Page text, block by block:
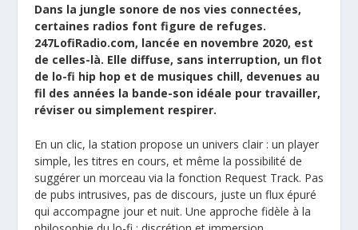
Dans la jungle sonore de nos vies connectées,
certaines radios font figure de refuges.
247LofiRadio.com, lancée en novembre 2020, est
de celles-là. Elle diffuse, sans interruption, un flot
de lo-fi hip hop et de musiques chill, devenues au
fil des années la bande-son idéale pour travailler,
réviser ou simplement respirer.
En un clic, la station propose un univers clair : un player
simple, les titres en cours, et même la possibilité de
suggérer un morceau via la fonction Request Track. Pas
de pubs intrusives, pas de discours, juste un flux épuré
qui accompagne jour et nuit. Une approche fidèle à la